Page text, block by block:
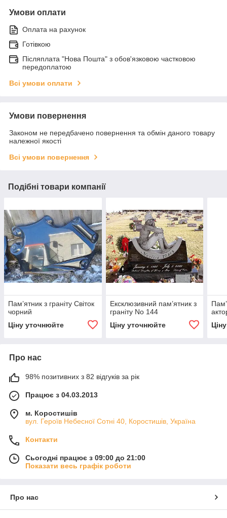
Умови оплати
Оплата на рахунок
Готівкою
Післяплата "Нова Пошта" з обов'язковою частковою
передоплатою
Всі умови оплати
Умови повернення
Законом не передбачено повернення та обмін даного товару
належної якості
Всі умови повернення
Подібні товари компанії
Пам’ятник з граніту Світок
чорний
Ціну уточнюйте
Ексклюзивний пам’ятник з
граніту No 144
Ціну уточнюйте
Про нас
98% позитивних з 82 відгуків за рік
Працює з 04.03.2013
м. Коростишів
вул. Героїв Небесної Сотні 40, Коростишів, Україна
Контакти
Сьогодні працює з 09:00 до 21:00
Показати весь графік роботи
Про нас